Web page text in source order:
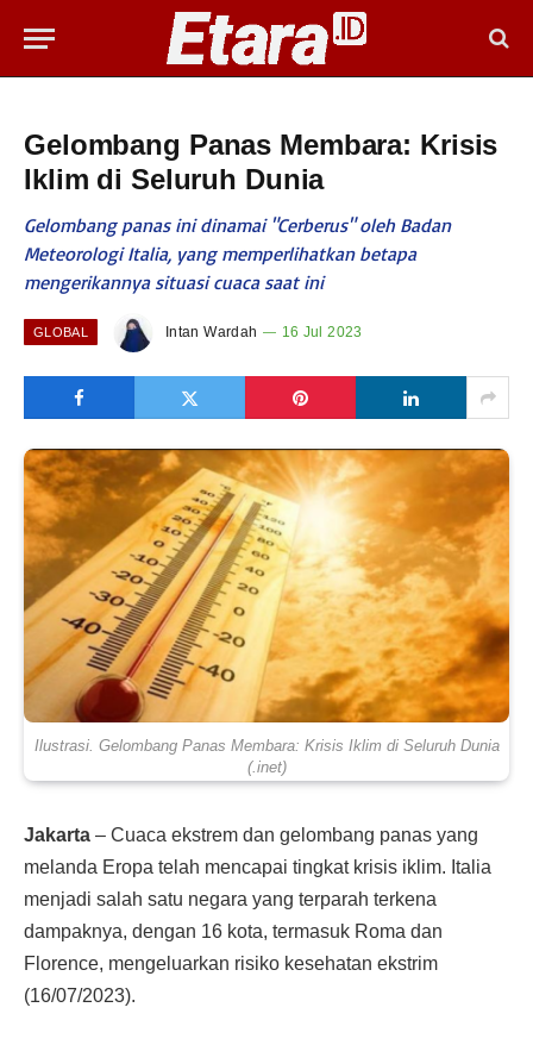
Gelombang Panas Membara: Krisis
Iklim di Seluruh Dunia
Gelombang panas ini dinamai "Cerberus" oleh Badan
Meteorologi Italia, yang memperlihatkan betapa
mengerikannya situasi cuaca saat ini
GLOBAL Intan Wardah 16 Jul 2023
Ilustrasi. Gelombang Panas Membara: Krisis Iklim di Seluruh Dunia
(.inet)
Jakarta – Cuaca ekstrem dan gelombang panas yang
melanda Eropa telah mencapai tingkat krisis iklim. Italia
menjadi salah satu negara yang terparah terkena
dampaknya, dengan 16 kota, termasuk Roma dan
Florence, mengeluarkan risiko kesehatan ekstrim
(16/07/2023).